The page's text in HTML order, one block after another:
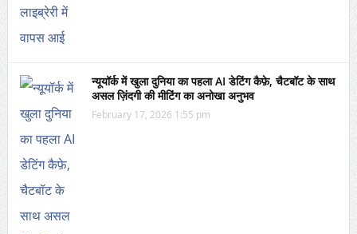
न्यूयॉर्क में खुला दुनिया का पहला AI डेटिंग कैफ़े, चैटबॉट के साथ
असल ज़िंदगी की मीटिंग का अनोखा अनुभव
February 17, 2026 1:55 pm